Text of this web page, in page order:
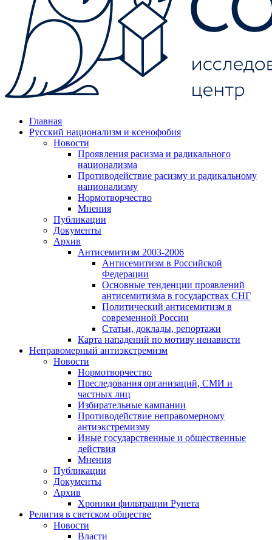
Главная
Русский национализм и ксенофобия
Новости
Проявления расизма и радикального
национализма
Противодействие расизму и радикальному
национализму
Нормотворчество
Мнения
Публикации
Документы
Архив
Антисемитизм 2003-2006
Антисемитизм в Российской
Федерации
Основные тенденции проявлений
антисемитизма в государствах СНГ
Политический антисемитизм в
современной России
Статьи, доклады, репортажи
Карта нападений по мотиву ненависти
Неправомерный антиэкстремизм
Новости
Нормотворчество
Преследования организаций, СМИ и
частных лиц
Избирательные кампании
Противодействие неправомерному
антиэкстремизму
Иные государственные и общественные
действия
Мнения
Публикации
Документы
Архив
Хроники фильтрации Рунета
Религия в светском обществе
Новости
Власти